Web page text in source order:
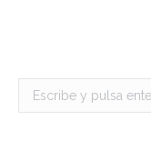
Buscar: